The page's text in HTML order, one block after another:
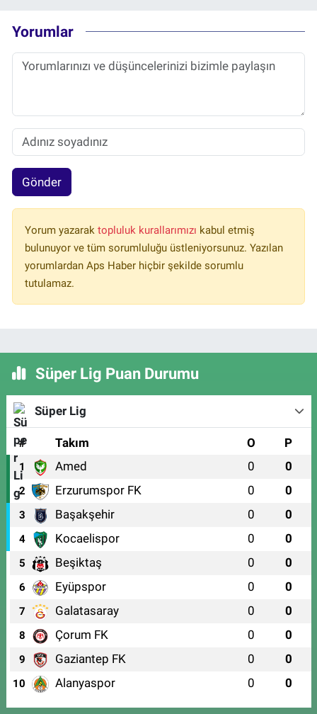
Yorumlar
Gönder
Yorum yazarak topluluk kurallarımızı kabul etmiş
bulunuyor ve tüm sorumluluğu üstleniyorsunuz. Yazılan
yorumlardan Aps Haber hiçbir şekilde sorumlu
tutulamaz.
Süper Lig Puan Durumu
Süper Lig
# Takım O P
1 Amed 0 0
2 Erzurumspor FK 0 0
3 Başakşehir 0 0
4 Kocaelispor 0 0
5 Beşiktaş 0 0
6 Eyüpspor 0 0
7 Galatasaray 0 0
8 Çorum FK 0 0
9 Gaziantep FK 0 0
10 Alanyaspor 0 0